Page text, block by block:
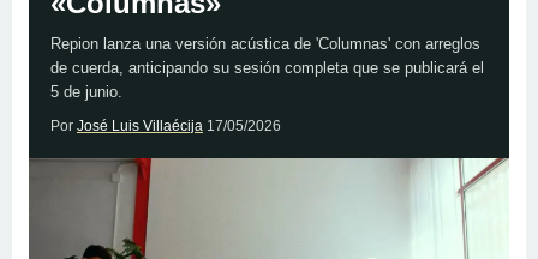
Repion lanza una versión acústica de 'Columnas' con arreglos
de cuerda, anticipando su sesión completa que se publicará el
5 de junio.
Por José Luis Villaécija 17/05/2026